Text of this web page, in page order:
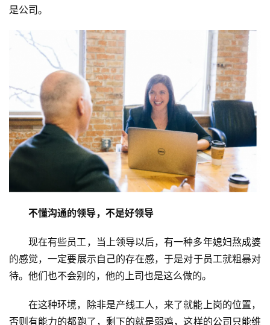
是公司。
不懂沟通的领导，不是好领导
现在有些员工，当上领导以后，有一种多年媳妇熬成婆
的感觉，一定要展示自己的存在感，于是对于员工就粗暴对
待。他们也不会别的，他的上司也是这么做的。
在这种环境，除非是产线工人，来了就能上岗的位置，
否则有能力的都跑了，剩下的就是弱鸡，这样的公司只能维